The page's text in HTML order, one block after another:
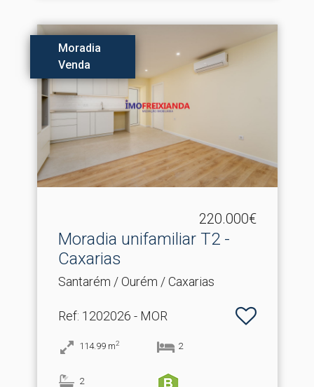
Moradia
Venda
220.000€
Moradia unifamiliar T2 -
Caxarias
Santarém / Ourém / Caxarias
Ref: 1202026 - MOR
114.99 m2 2
2